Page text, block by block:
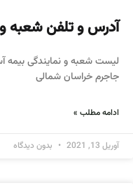
آدرس و تلفن شعبه و
لیست شعبه و نمایندگی بیمه
جاجرم خراسان شمالی
ادامه مطلب »
آوریل 13, 2021 بدون دیدگاه